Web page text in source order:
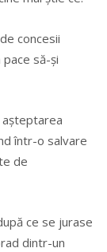
concesii
să-și
așteptarea
într-o salvare
de
ce se jurase
dintr-un